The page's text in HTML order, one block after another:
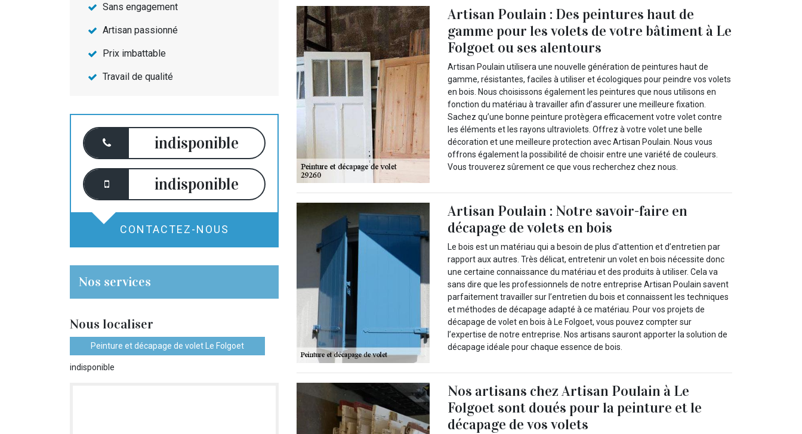
Sans engagement
Artisan passionné
Prix imbattable
Travail de qualité
indisponible
indisponible
CONTACTEZ-NOUS
Nos services
Nous localiser
Peinture et décapage de volet Le Folgoet
indisponible
Artisan Poulain : Des peintures haut de
gamme pour les volets de votre bâtiment à Le
Folgoet ou ses alentours
Artisan Poulain utilisera une nouvelle génération de peintures haut de
gamme, résistantes, faciles à utiliser et écologiques pour peindre vos volets
en bois. Nous choisissons également les peintures que nous utilisons en
fonction du matériau à travailler afin d’assurer une meilleure fixation.
Sachez qu’une bonne peinture protègera efficacement votre volet contre
les éléments et les rayons ultraviolets. Offrez à votre volet une belle
décoration et une meilleure protection avec Artisan Poulain. Nous vous
offrons également la possibilité de choisir entre une variété de couleurs.
Vous trouverez sûrement ce que vous recherchez chez nous.
Artisan Poulain : Notre savoir-faire en
décapage de volets en bois
Le bois est un matériau qui a besoin de plus d'attention et d’entretien par
rapport aux autres. Très délicat, entretenir un volet en bois nécessite donc
une certaine connaissance du matériau et des produits à utiliser. Cela va
sans dire que les professionnels de notre entreprise Artisan Poulain savent
parfaitement travailler sur l’entretien du bois et connaissent les techniques
et méthodes de décapage adapté à ce matériau. Pour vos projets de
décapage de volet en bois à Le Folgoet, vous pouvez compter sur
l’expertise de notre entreprise. Nos artisans sauront apporter la solution de
décapage idéale pour chaque essence de bois.
Nos artisans chez Artisan Poulain à Le
Folgoet sont doués pour la peinture et le
décapage de vos volets